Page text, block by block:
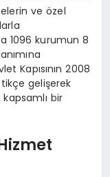
ve özel
1096 kurumun 8
Kapısının 2008
gelişerek
bir